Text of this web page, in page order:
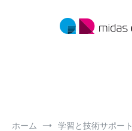
ホーム 学習と技術サポート